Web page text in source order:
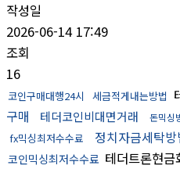
작성일
2026-06-14 17:49
조회
16
코인구매대행24시 세금적게내는방법
구매
테더코인비대면거래 돈믹싱
fx믹싱최저수수료 정치자금세탁방
코인믹싱최저수수료 테더트론현금